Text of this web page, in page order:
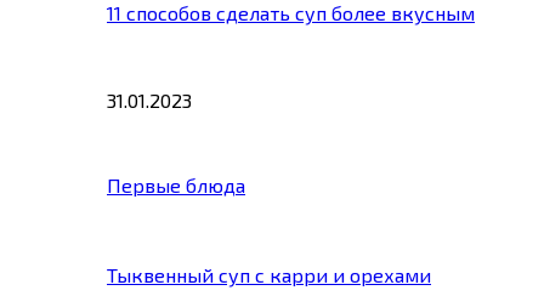
11 способов сделать суп более вкусным
31.01.2023
Первые блюда
Тыквенный суп с карри и орехами